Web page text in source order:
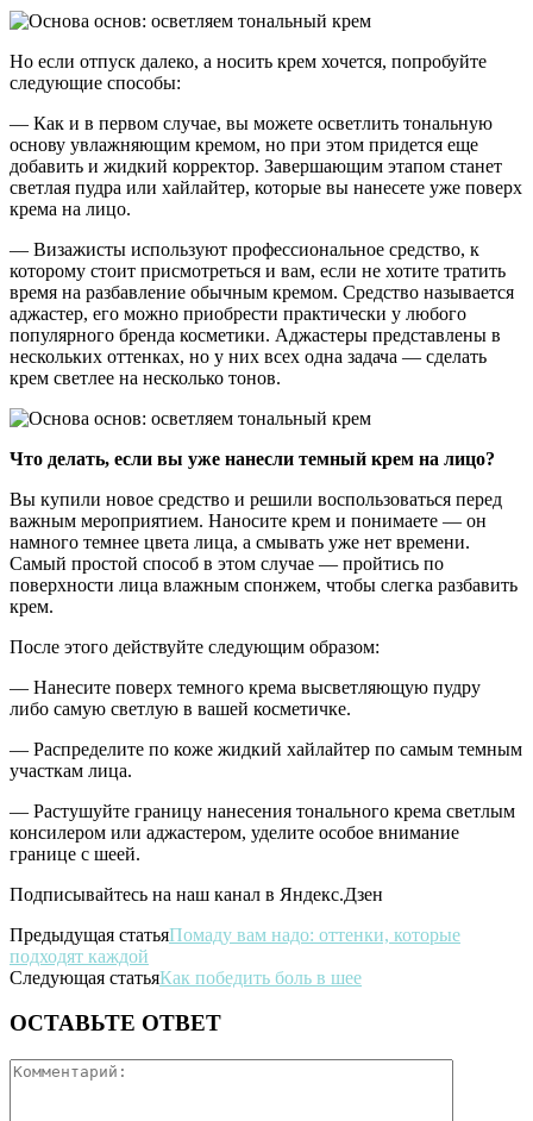
Но если отпуск далеко, а носить крем хочется, попробуйте
следующие способы:
— Как и в первом случае, вы можете осветлить тональную
основу увлажняющим кремом, но при этом придется еще
добавить и жидкий корректор. Завершающим этапом станет
светлая пудра или хайлайтер, которые вы нанесете уже поверх
крема на лицо.
— Визажисты используют профессиональное средство, к
которому стоит присмотреться и вам, если не хотите тратить
время на разбавление обычным кремом. Средство называется
аджастер, его можно приобрести практически у любого
популярного бренда косметики. Аджастеры представлены в
нескольких оттенках, но у них всех одна задача — сделать
крем светлее на несколько тонов.
Что делать, если вы уже нанесли темный крем на лицо?
Вы купили новое средство и решили воспользоваться перед
важным мероприятием. Наносите крем и понимаете — он
намного темнее цвета лица, а смывать уже нет времени.
Самый простой способ в этом случае — пройтись по
поверхности лица влажным спонжем, чтобы слегка разбавить
крем.
После этого действуйте следующим образом:
— Нанесите поверх темного крема высветляющую пудру
либо самую светлую в вашей косметичке.
— Распределите по коже жидкий хайлайтер по самым темным
участкам лица.
— Растушуйте границу нанесения тонального крема светлым
консилером или аджастером, уделите особое внимание
границе с шеей.
Подписывайтесь на наш канал в Яндекс.Дзен
Предыдущая статьяПомаду вам надо: оттенки, которые
подходят каждой
Следующая статьяКак победить боль в шее
ОСТАВЬТЕ ОТВЕТ